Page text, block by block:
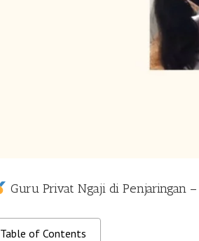
Guru Privat Ngaji di Penjaringan
Table of Contents